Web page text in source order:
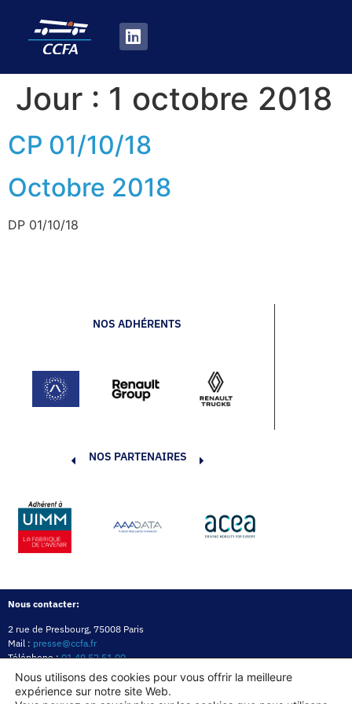
Jour : 1 octobre 2018
CP 01/10/18
Octobre 2018
DP 01/10/18
NOS ADHÉRENTS
NOS PARTENAIRES
Nous contacter:
2 rue de Presbourg, 75008 Paris
Mail : presse@ccfa.fr
Téléphone :01 49 52 51 00
Réseau :
LinkedIn
Nous utilisons des cookies pour vous offrir la meilleure
expérience sur notre site Web.